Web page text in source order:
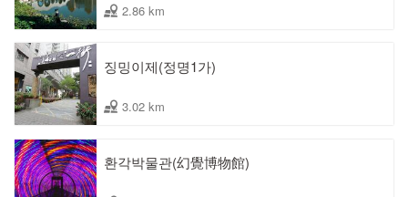
2.86 km
징밍이제(정명1가)
3.02 km
환각박물관(幻覺博物館)